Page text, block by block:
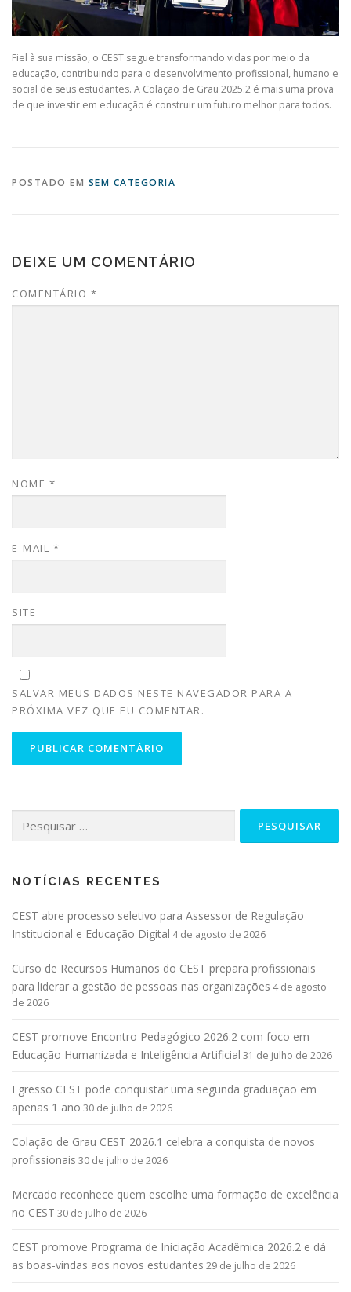
Fiel à sua missão, o CEST segue transformando vidas por meio da
educação, contribuindo para o desenvolvimento profissional, humano e
social de seus estudantes. A Colação de Grau 2025.2 é mais uma prova
de que investir em educação é construir um futuro melhor para todos.
POSTADO EM SEM CATEGORIA
DEIXE UM COMENTÁRIO
COMENTÁRIO *
NOME *
E-MAIL *
SITE
SALVAR MEUS DADOS NESTE NAVEGADOR PARA A
PRÓXIMA VEZ QUE EU COMENTAR.
NOTÍCIAS RECENTES
CEST abre processo seletivo para Assessor de Regulação
Institucional e Educação Digital 4 de agosto de 2026
Curso de Recursos Humanos do CEST prepara profissionais
para liderar a gestão de pessoas nas organizações 4 de agosto
de 2026
CEST promove Encontro Pedagógico 2026.2 com foco em
Educação Humanizada e Inteligência Artificial 31 de julho de 2026
Egresso CEST pode conquistar uma segunda graduação em
apenas 1 ano 30 de julho de 2026
Colação de Grau CEST 2026.1 celebra a conquista de novos
profissionais 30 de julho de 2026
Mercado reconhece quem escolhe uma formação de excelência
no CEST 30 de julho de 2026
CEST promove Programa de Iniciação Acadêmica 2026.2 e dá
as boas-vindas aos novos estudantes 29 de julho de 2026